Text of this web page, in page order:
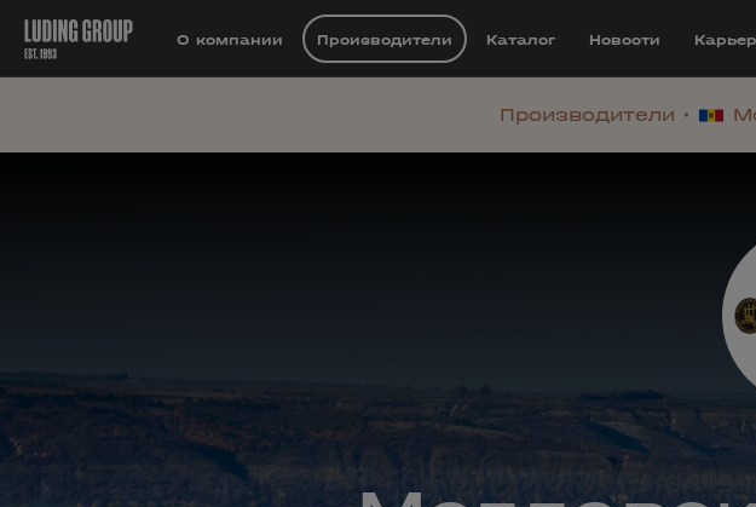
О компании Производители Каталог Новости
Производители